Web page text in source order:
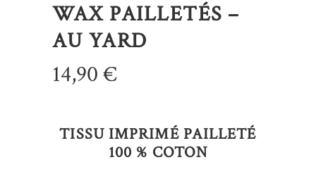
WAX PAILLETÉS –
AU YARD
14,90€
TISSU IMPRIMÉ PAILLETÉ
100 % COTON